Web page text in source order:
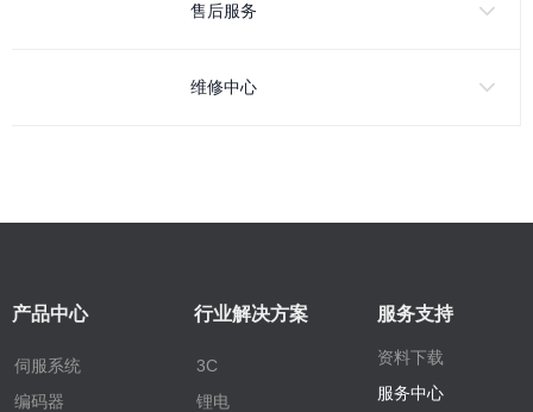
售后服务
维修中心
产品中心
伺服系统
编码器
服务支持
资料下载
服务中心
行业解决方案
3C
锂电